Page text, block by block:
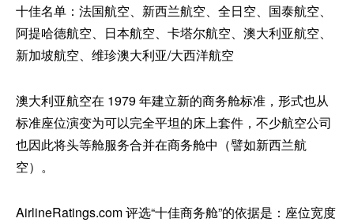
十佳名单：法国航空、新西兰航空、全日空、国泰航空、
阿提哈德航空、日本航空、卡塔尔航空、澳大利亚航空、
新加坡航空、维珍澳大利亚/大西洋航空
澳大利亚航空在 1979 年建立新的商务舱标准，形式也从
标准座位演变为可以完全平坦的床上套件，不少航空公司
也因此将头等舱服务合并在商务舱中（譬如新西兰航
空）。
AirlineRatings.com 评选“十佳商务舱”的依据是：座位宽度